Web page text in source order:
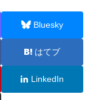
Bluesky
はてブ
LinkedIn